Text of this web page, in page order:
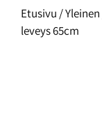
Etusivu /Yleinen
leveys 65cm